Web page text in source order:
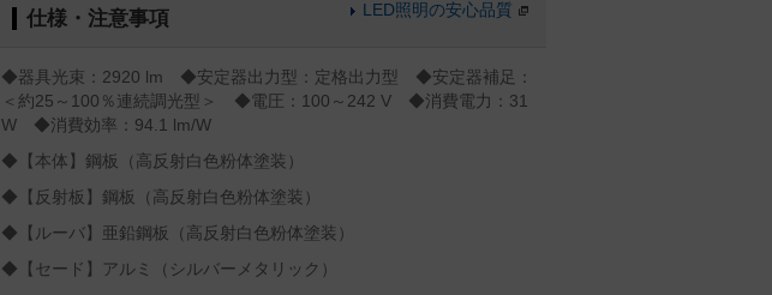
仕様・注意事項 LED照明の安心品質
◆器具光束：2920 lm ◆安定器出力型：定格出力型 ◆安定器補足：
＜約25～100％連続調光型＞ ◆電圧：100～242 V ◆消費電力：31
W ◆消費効率：94.1 lm/W
◆【本体】鋼板（高反射白色粉体塗装）
◆【反射板】鋼板（高反射白色粉体塗装）
◆【ルーバ】亜鉛鋼板（高反射白色粉体塗装）
◆【セード】アルミ（シルバーメタリック）